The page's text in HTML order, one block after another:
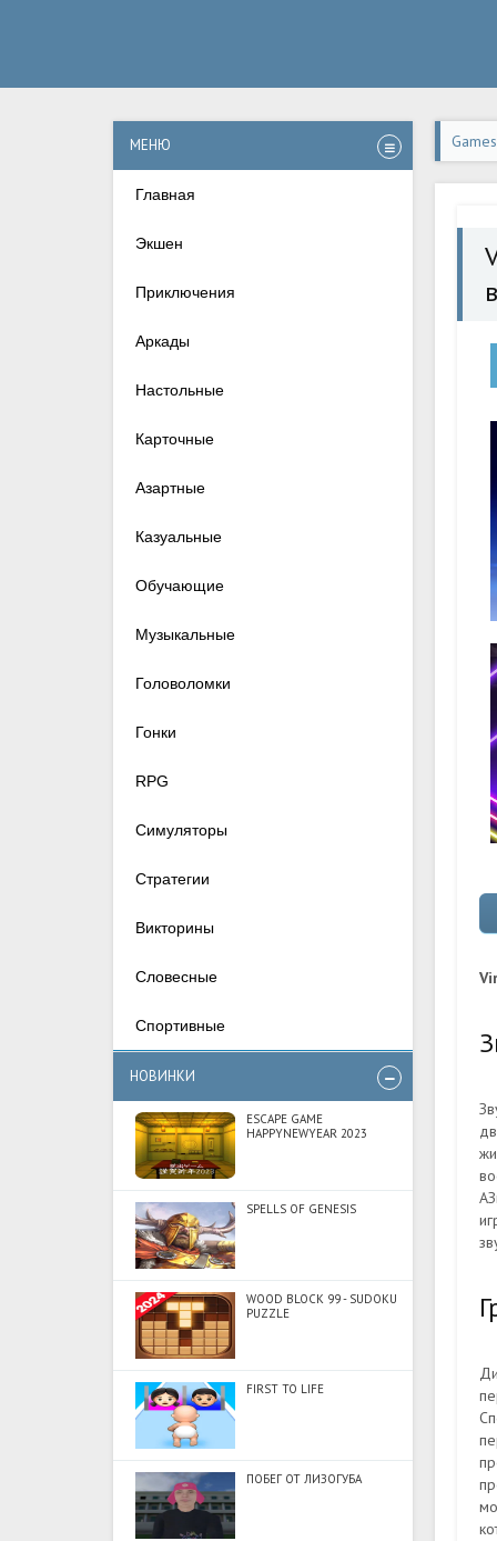
МЕНЮ
Главная
Экшен
Приключения
Аркады
Настольные
Карточные
Азартные
Казуальные
Обучающие
Музыкальные
Головоломки
Гонки
RPG
Симуляторы
Стратегии
Викторины
Словесные
Спортивные
НОВИНКИ
ESCAPE GAME
HAPPYNEWYEAR 2023
SPELLS OF GENESIS
WOOD BLOCK 99 - SUDOKU
PUZZLE
FIRST TO LIFE
ПОБЕГ ОТ ЛИЗОГУБА
Pack]